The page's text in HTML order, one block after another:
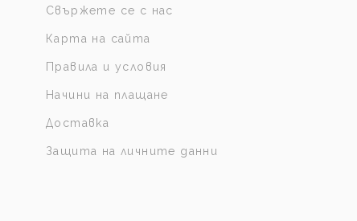
Свържете се с нас
Карта на сайта
Правила и условия
Начини на плащане
Доставка
Защита на личните данни